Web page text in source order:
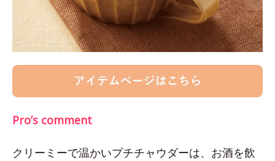
Pro’s comment
クリーミーで温かいプチチャウダーは、お酒を飲